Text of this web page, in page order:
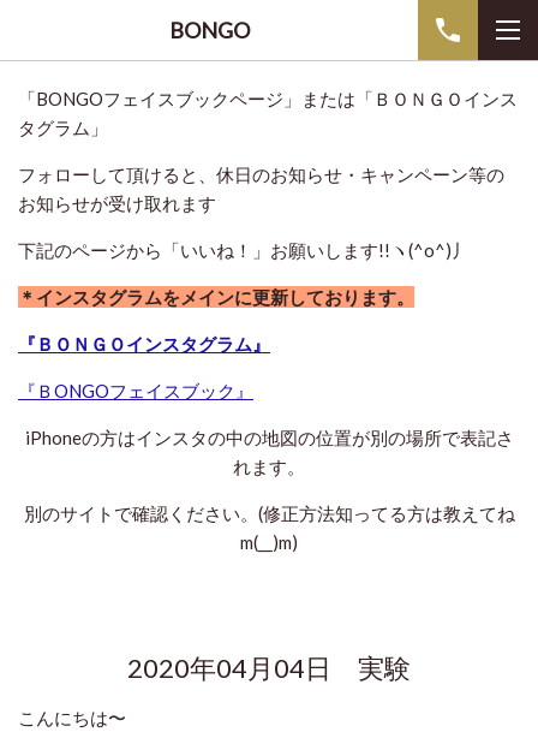
BONGO
「BONGOフェイスブックページ」または「ＢＯＮＧＯインス
タグラム」
フォローして頂けると、休日のお知らせ・キャンペーン等の
お知らせが受け取れます
下記のページから「いいね！」お願いします!!ヽ(^o^)丿
＊インスタグラムをメインに更新しております。
『ＢＯＮＧＯインスタグラム』
『ＢONGOフェイスブック』
iPhoneの方はインスタの中の地図の位置が別の場所で表記さ
れます。
別のサイトで確認ください。(修正方法知ってる方は教えてね
m(__)m)
2020年04月04日 実験
こんにちは〜